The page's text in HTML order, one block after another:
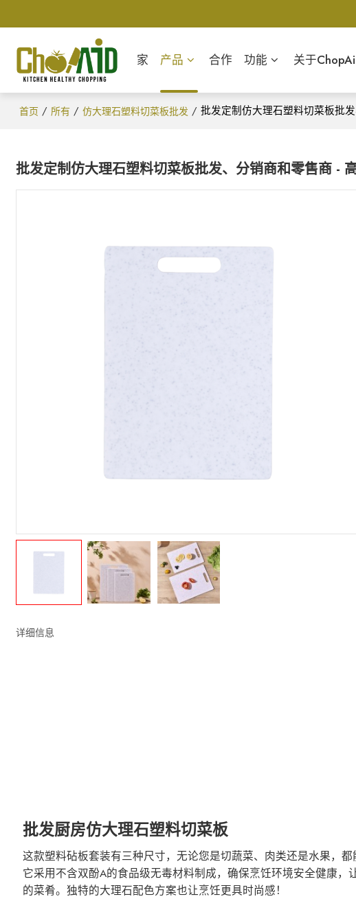
家 产品 合作 功能 关于
首页 / 所有 / 仿大理石塑料切菜板批发 / 批发定制仿大理石塑料切菜板批
批发定制仿大理石塑料切菜板批发、分销商和零售商 -
详细信息
批发厨房仿大理石塑料切菜板
这款塑料砧板套装有三种尺寸，无论您是切蔬菜、肉类还是水果，都
它采用不含双酚A的食品级无毒材料制成，确保烹饪环境安全健康，
的菜肴。独特的大理石配色方案也让烹饪更具时尚感！